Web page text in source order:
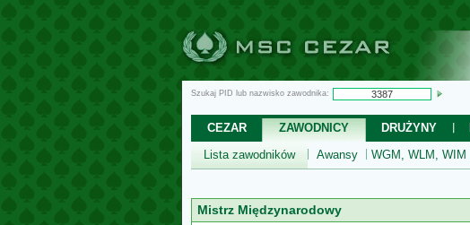
Szukaj PID lub nazwisko zawodnika:
CEZAR ZAWODNICY DRUŻYNY
Lista zawodników
Awansy WGM, WLM, WIM
Mistrz Międzynarodowy